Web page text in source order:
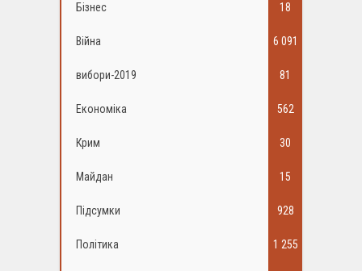
Бізнес 18
Війна 6 091
вибори-2019 81
Економіка 562
Крим 30
Майдан 15
Підсумки 928
Політика 1 255